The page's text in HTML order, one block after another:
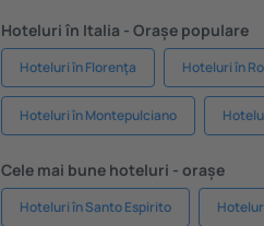
Hoteluri în Italia - Orașe populare
Hoteluri în Florenţa Hoteluri în
Hoteluri în Montepulciano
Cele mai bune hoteluri - orașe
Hoteluri în Santo Espirito